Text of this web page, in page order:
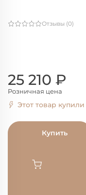
Отзывы (0)
25 210 ₽
Розничная цена
Этот товар купили
Купить